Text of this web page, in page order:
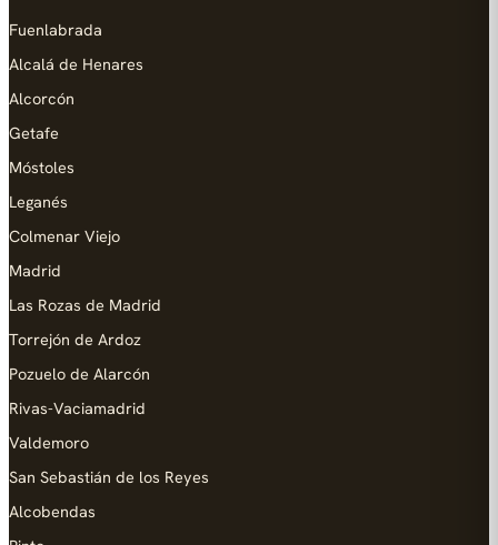
Fuenlabrada
Alcalá de Henares
Alcorcón
Getafe
Móstoles
Leganés
Colmenar Viejo
Madrid
Las Rozas de Madrid
Torrejón de Ardoz
Pozuelo de Alarcón
Rivas-Vaciamadrid
Valdemoro
San Sebastián de los Reyes
Alcobendas